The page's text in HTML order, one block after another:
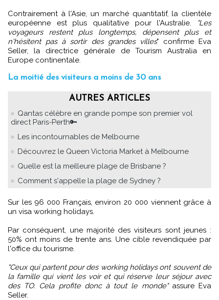
Contrairement à l'Asie, un marché quantitatif, la clientèle
européenne est plus qualitative pour l'Australie.
"Les
voyageurs restent plus longtemps, dépensent plus et
n'hésitent pas à sortir des grandes villes" confirme Eva
Seller, la directrice générale de Tourism Australia en
Europe continentale.
La moitié des visiteurs a moins de 30 ans
AUTRES ARTICLES
Qantas célèbre en grande pompe son premier vol
direct Paris-Perth🔑
Les incontournables de Melbourne
Découvrez le Queen Victoria Market à Melbourne
Quelle est la meilleure plage de Brisbane ?
Comment s'appelle la plage de Sydney ?
Sur les 96 000 Français, environ 20 000 viennent grâce à
un visa working holidays.
Par conséquent, une majorité des visiteurs sont jeunes :
50% ont moins de trente ans. Une cible revendiquée par
l'office du tourisme.
"Ceux qui partent pour des working holidays ont souvent de
la famille qui vient les voir et qui réserve leur séjour avec
des TO. Cela profite donc à tout le monde"assure Eva
Seller.